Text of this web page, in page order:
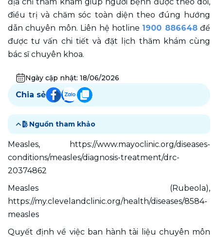
điều trị và chăm sóc toàn diện theo đúng hướng
dẫn chuyên môn. Liên hệ hotline 1900 886648 để
được tư vấn chi tiết và đặt lịch thăm khám cùng
bác sĩ chuyên khoa.
Ngày cập nhật: 18/06/2026
Chia sẻ
Nguồn tham khảo
Measles, https://www.mayoclinic.org/diseases-
conditions/measles/diagnosis-treatment/drc-
20374862
Measles (Rubeola),
https://my.clevelandclinic.org/health/diseases/8584-
measles
Quyết định về việc ban hành tài liệu chuyên môn